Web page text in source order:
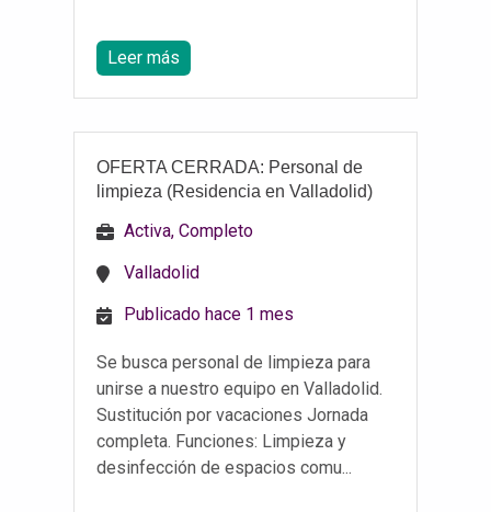
Leer más
OFERTA CERRADA: Personal de
limpieza (Residencia en Valladolid)
Activa, Completo
Valladolid
Publicado hace 1 mes
Se busca personal de limpieza para
unirse a nuestro equipo en Valladolid.
Sustitución por vacaciones Jornada
completa. Funciones: Limpieza y
desinfección de espacios comu...